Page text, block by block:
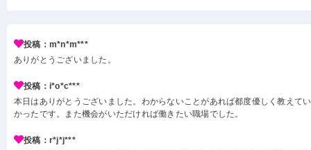
投稿：m*n*m***
ありがとうございました。
投稿：i*o*c***
本日はありがとうございました。わからないことがあれば都度優しく教えて
かったです。また機会がいただければ働きたい職場でした。
投稿：r*j*j***